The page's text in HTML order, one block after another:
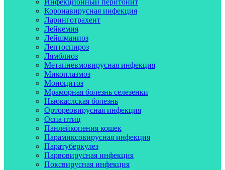
Инфекционный перитонит
Коронавирусная инфекция
Ларинготрахеит
Лейкемия
Лейшманиоз
Лептоспироз
Лямблиоз
Метапневмовирусная инфекция
Микоплазмоз
Моноцитоз
Мраморная болезнь селезенки
Ньюкаслская болезнь
Ортореовирусная инфекция
Оспа птиц
Панлейкопения кошек
Парамиксовирусная инфекция
Паратуберкулез
Парвовирусная инфекция
Поксвирусная инфекция